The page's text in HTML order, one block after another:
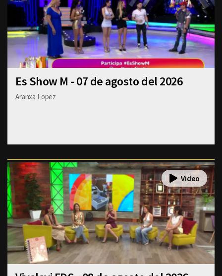
Es Show M - 07 de agosto del 2026
Aranxa Lopez